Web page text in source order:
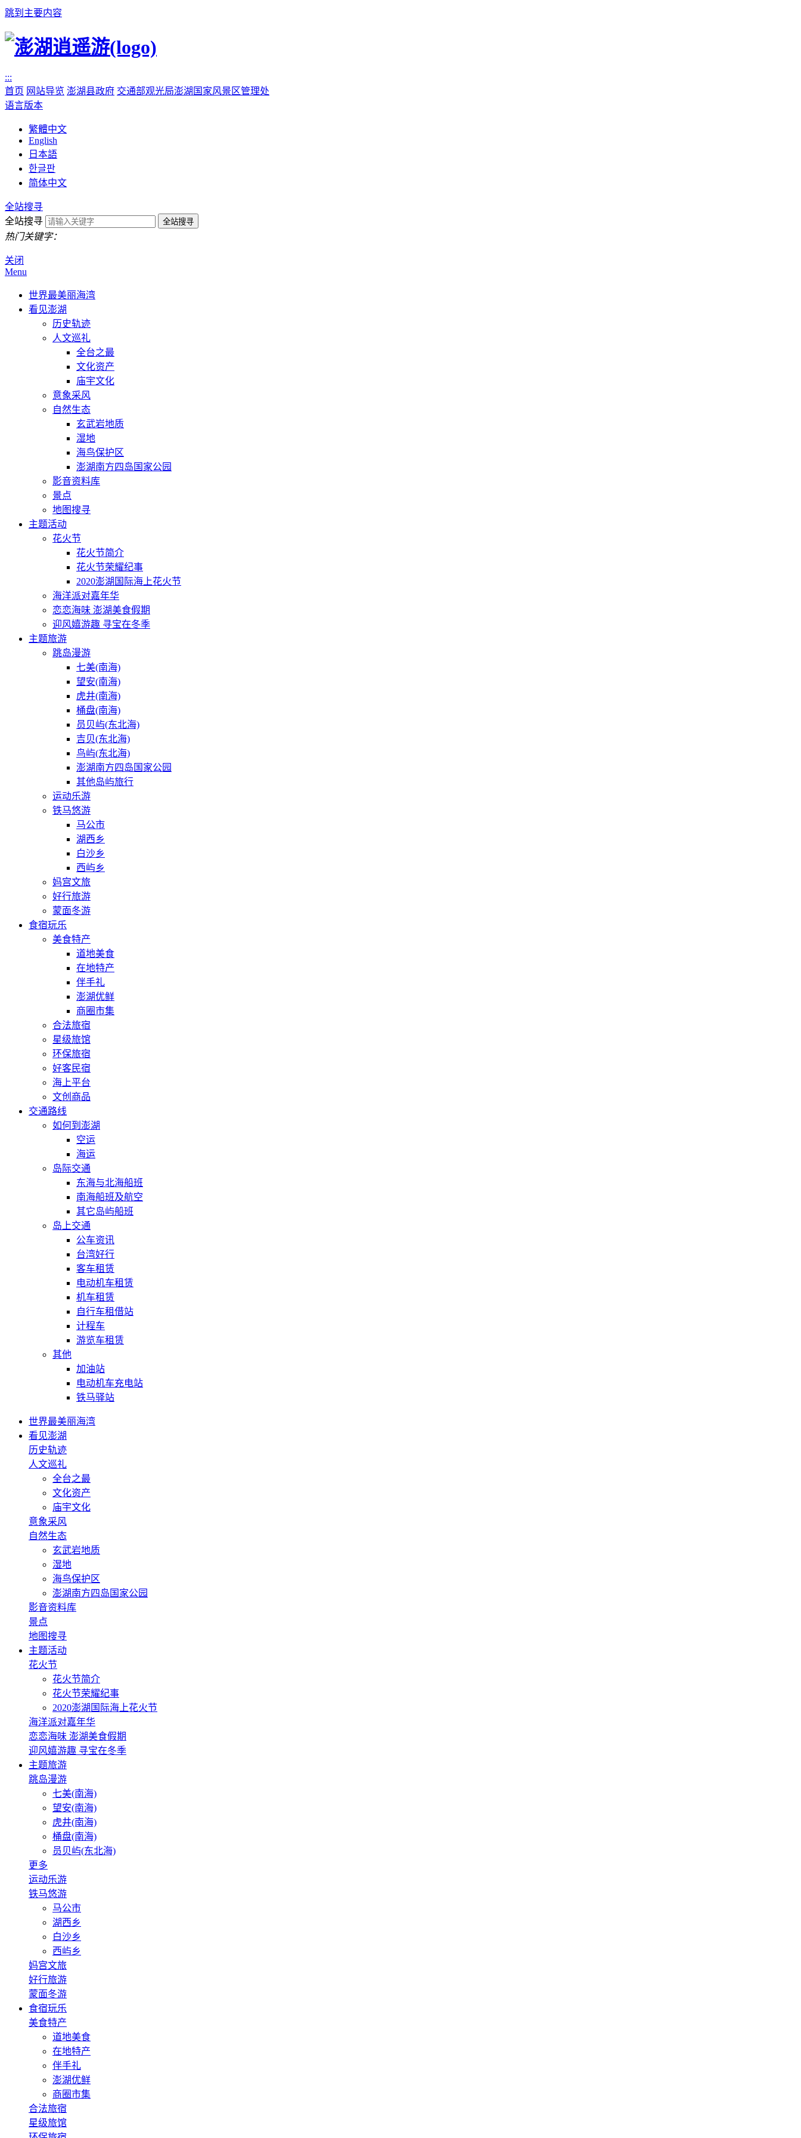
跳到主要内容
:::
首页 网站导览 澎湖县政府 交通部观光局澎湖国家风景区管理处
语言版本
繁體中文
English
日本語
한글판
简体中文
全站搜寻
全站搜寻
热门关键字：
关闭
Menu
世界最美丽海湾
看见澎湖
历史轨迹
人文巡礼
全台之最
文化资产
庙宇文化
意象采风
自然生态
玄武岩地质
湿地
海鸟保护区
澎湖南方四岛国家公园
影音资料库
景点
地图搜寻
主题活动
花火节
花火节简介
花火节荣耀纪事
2020澎湖国际海上花火节
海洋派对嘉年华
恋恋海味 澎湖美食假期
迎风嬉游趣 寻宝在冬季
主题旅游
跳岛漫游
七美(南海)
望安(南海)
虎井(南海)
桶盘(南海)
员贝屿(东北海)
吉贝(东北海)
鸟屿(东北海)
澎湖南方四岛国家公园
其他岛屿旅行
运动乐游
铁马悠游
马公市
湖西乡
白沙乡
西屿乡
妈宫文旅
好行旅游
蒙面冬游
食宿玩乐
美食特产
道地美食
在地特产
伴手礼
澎湖优鲜
商圈市集
合法旅宿
星级旅馆
环保旅宿
好客民宿
海上平台
文创商品
交通路线
如何到澎湖
空运
海运
岛际交通
东海与北海船班
南海船班及航空
其它岛屿船班
岛上交通
公车资讯
台湾好行
客车租赁
电动机车租赁
机车租赁
自行车租借站
计程车
游览车租赁
其他
加油站
电动机车充电站
铁马驿站
世界最美丽海湾
看见澎湖
历史轨迹
人文巡礼
全台之最
文化资产
庙宇文化
意象采风
自然生态
玄武岩地质
湿地
海鸟保护区
澎湖南方四岛国家公园
影音资料库
景点
地图搜寻
主题活动
花火节
花火节简介
花火节荣耀纪事
2020澎湖国际海上花火节
海洋派对嘉年华
恋恋海味 澎湖美食假期
迎风嬉游趣 寻宝在冬季
主题旅游
跳岛漫游
七美(南海)
望安(南海)
虎井(南海)
桶盘(南海)
员贝屿(东北海)
更多
运动乐游
铁马悠游
马公市
湖西乡
白沙乡
西屿乡
妈宫文旅
好行旅游
蒙面冬游
食宿玩乐
美食特产
道地美食
在地特产
伴手礼
澎湖优鲜
商圈市集
合法旅宿
星级旅馆